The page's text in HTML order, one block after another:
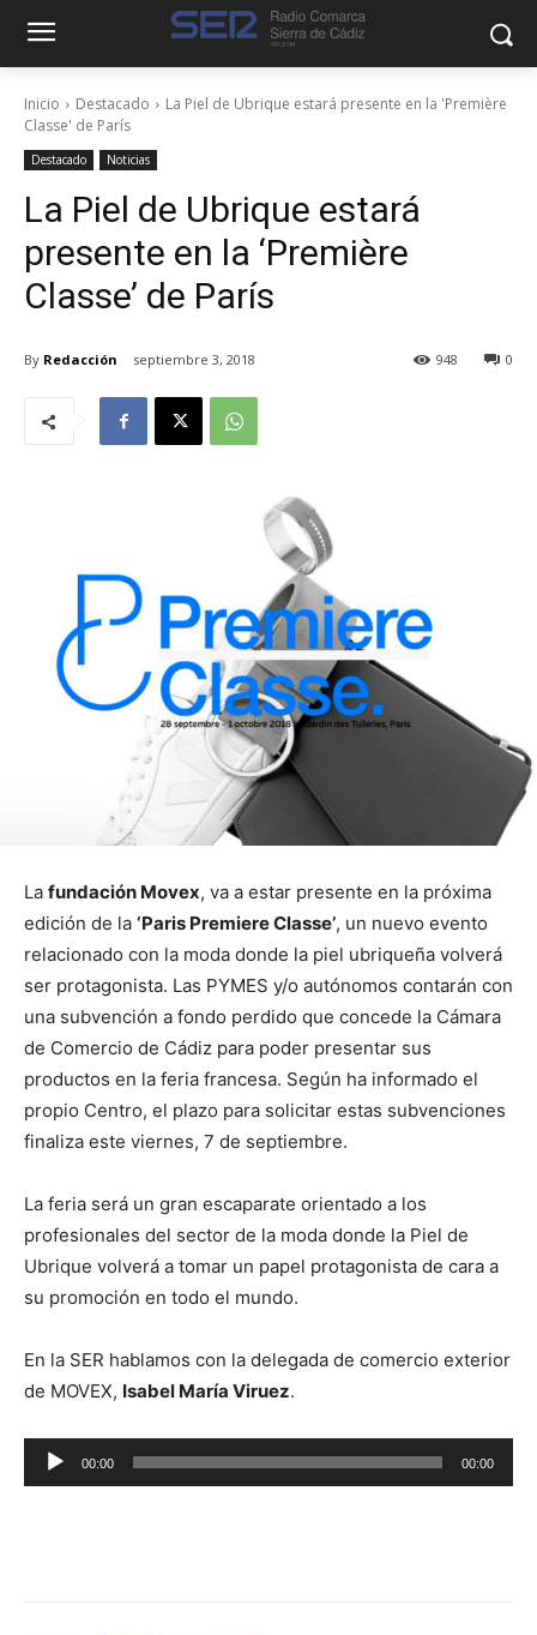
Inicio Destacado
La Piel de Ubrique estará presente en la 'Première
Classe' de París
Destacado Noticias
La Piel de Ubrique estará
presente en la ‘Première
Classe’ de París
By Redacción septiembre 3, 2018 0
948
La fundación Movex, va a estar presente en la próxima
edición de la ‘Paris Premiere Classe’, un nuevo evento
relacionado con la moda donde la piel ubriqueña volverá
ser protagonista. Las PYMES y/o autónomos contarán con
una subvención a fondo perdido que concede la Cámara
de Comercio de Cádiz para poder presentar sus
productos en la feria francesa. Según ha informado el
propio Centro, el plazo para solicitar estas subvenciones
finaliza este viernes, 7 de septiembre.
La feria será un gran escaparate orientado a los
profesionales del sector de la moda donde la Piel de
Ubrique volverá a tomar un papel protagonista de cara a
su promoción en todo el mundo.
En la SER hablamos con la delegada de comercio exterior
de MOVEX, Isabel María Viruez.
e
00:00 00:00